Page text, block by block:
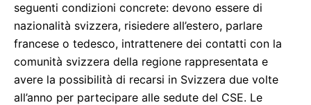
seguenti condizioni concrete: devono essere di
nazionalità svizzera, risiedere all’estero, parlare
francese o tedesco, intrattenere dei contatti con la
comunità svizzera della regione rappresentata e
avere la possibilità di recarsi in Svizzera due volte
all’anno per partecipare alle sedute del CSE. Le